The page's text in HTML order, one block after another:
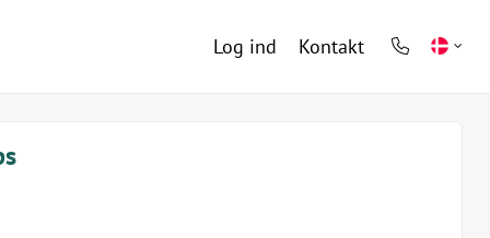
Log ind Kontakt
phone